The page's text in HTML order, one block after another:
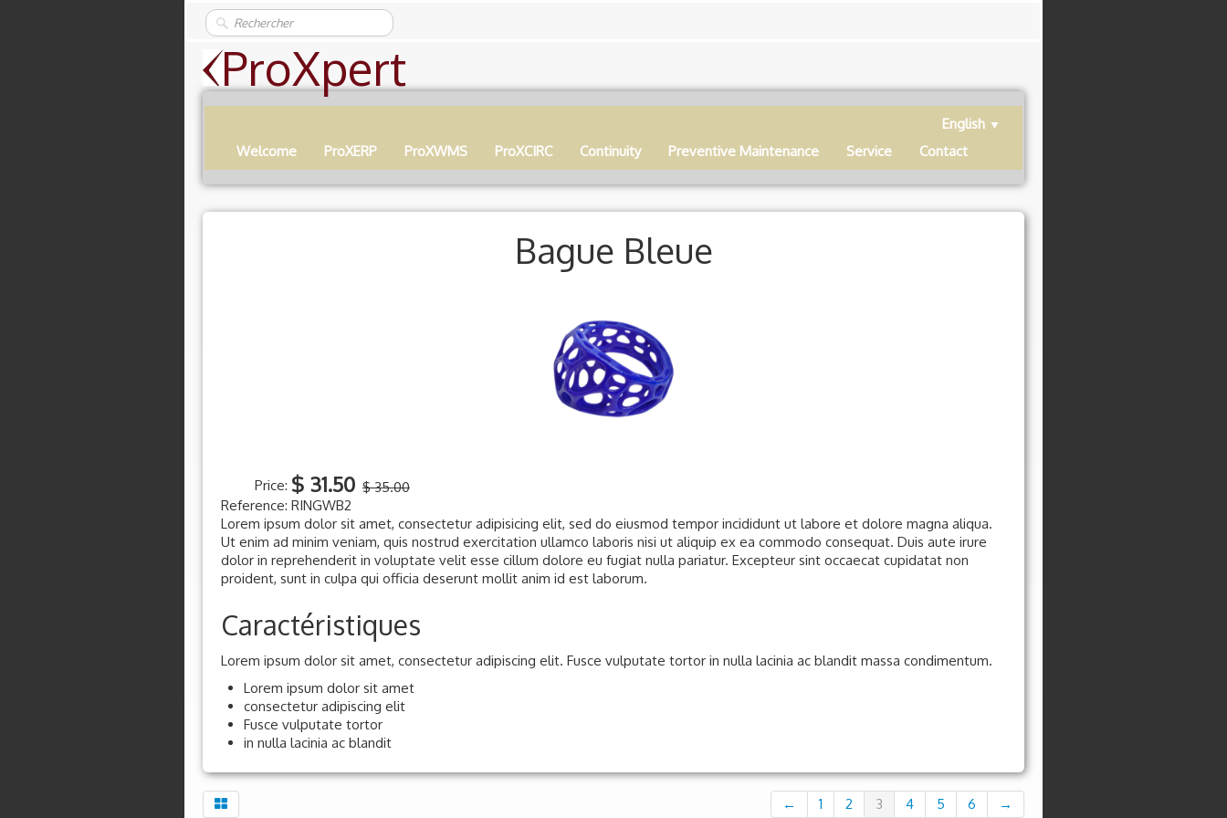
ProXpert
English ▼
Welcome ProXERP ProXWMS ProXCIRC Continuity Preventive Maintenance Service Contact
Bague Bleue
Price: $ 31.50 $ 35.00
Reference: RINGWB2
Lorem ipsum dolor sit amet, consectetur adipisicing elit, sed do eiusmod tempor incididunt ut labore et dolore magna aliqua.
Ut enim ad minim veniam, quis nostrud exercitation ullamco laboris nisi ut aliquip ex ea commodo consequat. Duis aute irure
dolor in reprehenderit in voluptate velit esse cillum dolore eu fugiat nulla pariatur. Excepteur sint occaecat cupidatat non
proident, sunt in culpa qui officia deserunt mollit anim id est laborum.
Caractéristiques
Lorem ipsum dolor sit amet, consectetur adipiscing elit. Fusce vulputate tortor in nulla lacinia ac blandit massa condimentum.
Lorem ipsum dolor sit amet
consectetur adipiscing elit
Fusce vulputate tortor
in nulla lacinia ac blandit
← 1 2 3 4 5 6 →